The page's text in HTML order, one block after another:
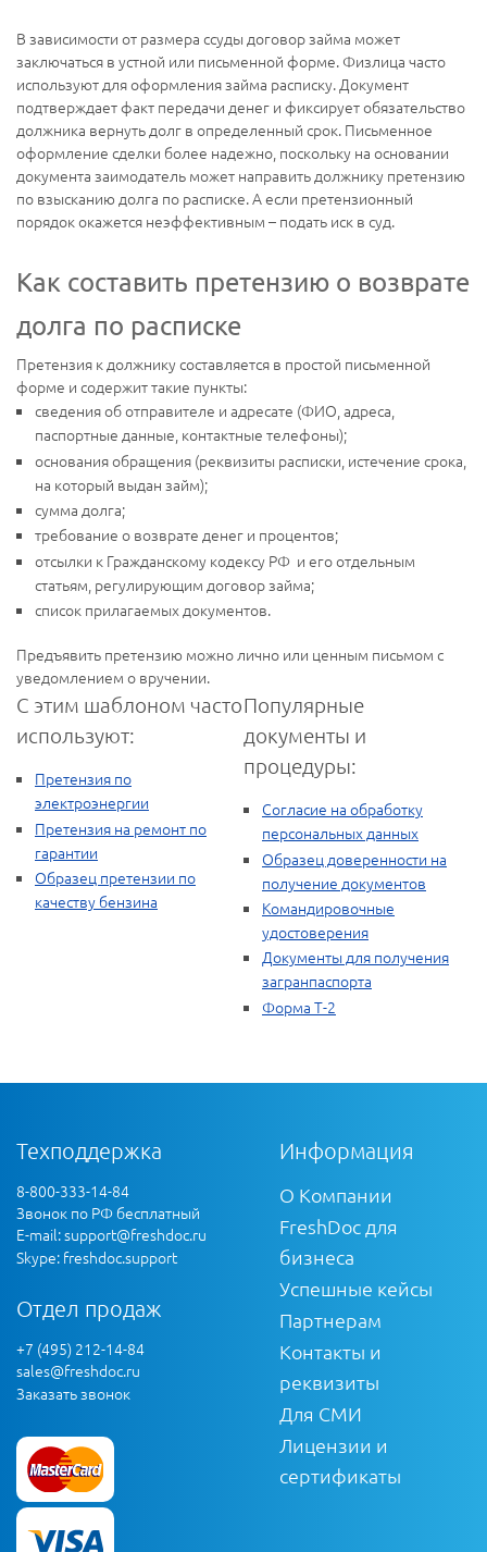
В зависимости от размера ссуды договор займа может
заключаться в устной или письменной форме. Физлица часто
используют для оформления займа расписку. Документ
подтверждает факт передачи денег и фиксирует обязательство
должника вернуть долг в определенный срок. Письменное
оформление сделки более надежно, поскольку на основании
документа заимодатель может направить должнику претензию
по взысканию долга по расписке. А если претензионный
порядок окажется неэффективным – подать иск в суд.
Как составить претензию о возврате
долга по расписке
Претензия к должнику составляется в простой письменной
форме и содержит такие пункты:
сведения об отправителе и адресате (ФИО, адреса,
паспортные данные, контактные телефоны);
основания обращения (реквизиты расписки, истечение срока,
на который выдан займ);
сумма долга;
требование о возврате денег и процентов;
отсылки к Гражданскому кодексу РФ и его отдельным
статьям, регулирующим договор займа;
список прилагаемых документов.
Предъявить претензию можно лично или ценным письмом с
уведомлением о вручении.
С этим шаблоном часто
используют:
Претензия по
электроэнергии
Претензия на ремонт по
гарантии
Образец претензии по
качеству бензина
Популярные
документы и
процедуры:
Согласие на обработку
персональных данных
Образец доверенности на
получение документов
Командировочные
удостоверения
Документы для получения
загранпаспорта
Форма Т-2
Техподдержка
8-800-333-14-84
Звонок по РФ бесплатный
E-mail:support@freshdoc.ru
Skype: freshdoc.support
Отдел продаж
+7 (495) 212-14-84
sales@freshdoc.ru
Заказать звонок
Информация
О Компании
FreshDoc для
бизнеса
Успешные кейсы
Партнерам
Контакты и
реквизиты
Для СМИ
Лицензии и
сертификаты